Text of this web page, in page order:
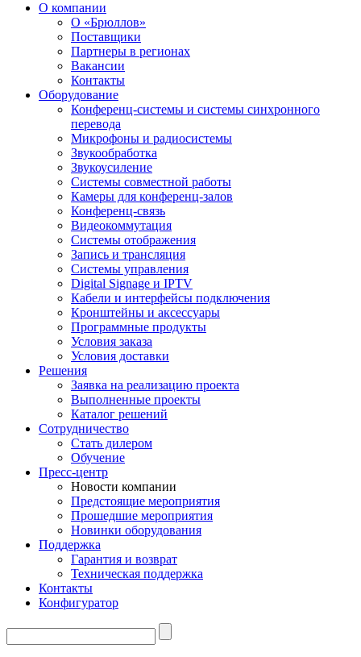
О компании
О «Брюллов»
Поставщики
Партнеры в регионах
Вакансии
Контакты
Оборудование
Конференц-системы и системы синхронного
перевода
Микрофоны и радиосистемы
Звукообработка
Звукоусиление
Системы совместной работы
Камеры для конференц-залов
Конференц-связь
Видеокоммутация
Системы отображения
Запись и трансляция
Системы управления
Digital Signage и IPTV
Кабели и интерфейсы подключения
Кронштейны и аксессуары
Программные продукты
Условия заказа
Условия доставки
Решения
Заявка на реализацию проекта
Выполненные проекты
Каталог решений
Сотрудничество
Стать дилером
Обучение
Пресс-центр
Новости компании
Предстоящие мероприятия
Прошедшие мероприятия
Новинки оборудования
Поддержка
Гарантия и возврат
Техническая поддержка
Контакты
Конфигуратор